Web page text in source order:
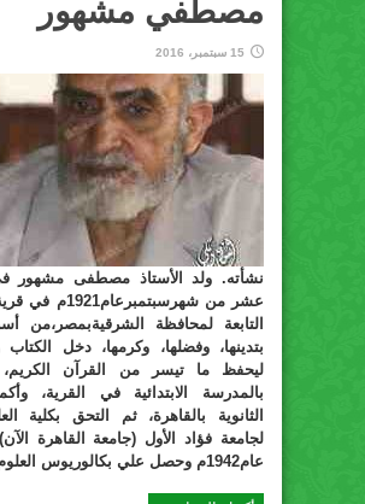
مصطفي مشهور
15 سبتمبر، 2016
نشأته. ولد الأستاذ مصطفى مشهور
عشر من
التابعة لمحافظة الشرقيةبمصر،من
بتدينها، وفضلها، وكرمها، دخل
ليحفظ ما تيسر من القرآن
بالمدرسة الابتدائية في القرية،
الثانوية بالقاهرة، ثم التحق بكلية
لجامعة فؤاد الأول (جامعة القاهرة
عام1942م وحصل علي بكالوريوس العلوم، ...